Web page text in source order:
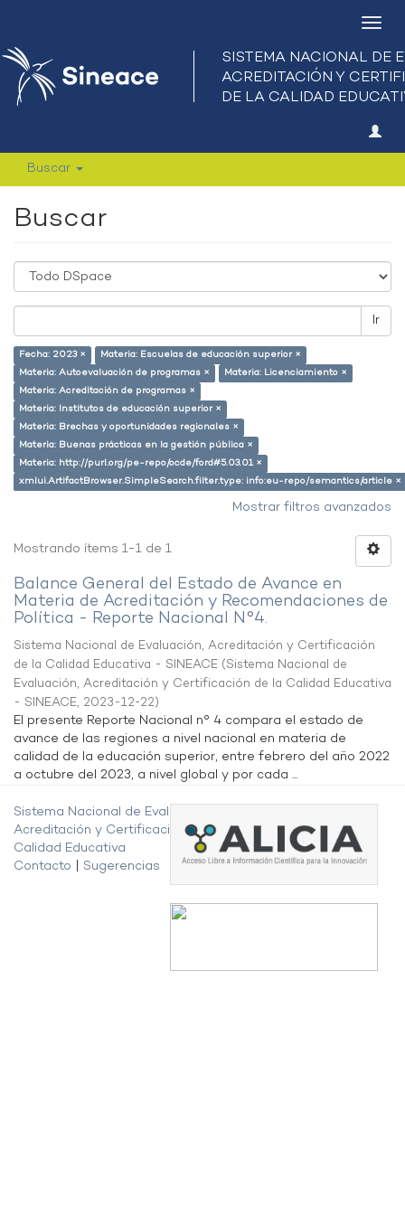
Buscar
Buscar
Ir
Fecha: 2023 ×
Materia: Escuelas de educación superior ×
Materia: Autoevaluación de programas ×
Materia: Licenciamiento ×
Materia: Acreditación de programas ×
Materia: Institutos de educación superior ×
Materia: Brechas y oportunidades regionales ×
Materia: Buenas prácticas en la gestión pública ×
Materia: http://purl.org/pe-repo/ocde/ford#5.03.01 ×
xmlui.ArtifactBrowser.SimpleSearch.filter.type: info:eu-repo/semantics/article ×
Mostrar filtros avanzados
Mostrando ítems 1-1 de 1
Balance General del Estado de Avance en
Materia de Acreditación y Recomendaciones de
Política - Reporte Nacional N°4.
Sistema Nacional de Evaluación, Acreditación y Certificación
de la Calidad Educativa - SINEACE (Sistema Nacional de
Evaluación, Acreditación y Certificación de la Calidad Educativa
- SINEACE, 2023-12-22)
El presente Reporte Nacional n° 4 compara el estado de
avance de las regiones a nivel nacional en materia de
calidad de la educación superior, entre febrero del año 2022
a octubre del 2023, a nivel global y por cada ...
Sistema Nacional de Evaluación,
Acreditación y Certificación de la
Calidad Educativa
Contacto
Sugerencias